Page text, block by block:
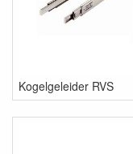
Kogelgeleider RVS